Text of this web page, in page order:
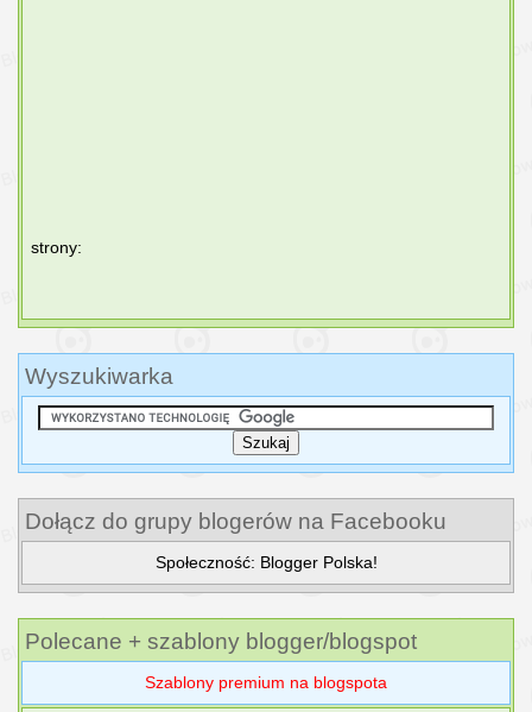
strony:
Wyszukiwarka
Dołącz do grupy blogerów na Facebooku
Społeczność: Blogger Polska!
Polecane + szablony blogger/blogspot
Szablony premium na blogspota